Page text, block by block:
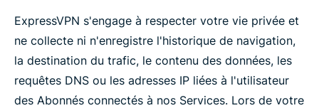
ExpressVPN s'engage à respecter votre vie privée et
ne collecte ni n'enregistre l'historique de navigation,
la destination du trafic, le contenu des données, les
requêtes DNS ou les adresses IP liées à l'utilisateur
des Abonnés connectés à nos Services. Lors de votre